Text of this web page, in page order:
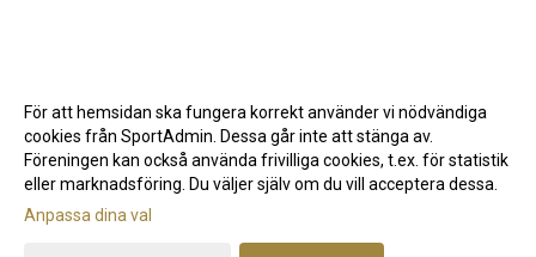
Gå till Webbversion
För att hemsidan ska fungera korrekt använder vi nödvändiga
cookies från SportAdmin. Dessa går inte att stänga av.
Föreningen kan också använda frivilliga cookies, t.ex. för statistik
eller marknadsföring. Du väljer själv om du vill acceptera dessa.
Anpassa dina val